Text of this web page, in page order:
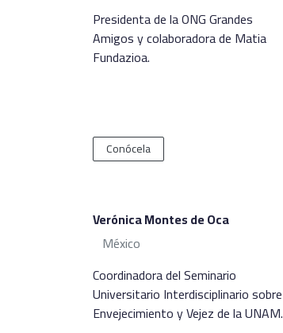
Presidenta de la ONG Grandes
Amigos y colaboradora de Matia
Fundazioa.
Conócela
Verónica Montes de Oca
México
Coordinadora del Seminario
Universitario Interdisciplinario sobre
Envejecimiento y Vejez de la UNAM.